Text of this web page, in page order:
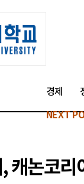
경제
NEXT
캐논코리